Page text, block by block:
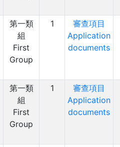
第一類
組
First
Group
1
審查項目
Application
documents
第一類
組
First
Group
1
審查項目
Application
documents